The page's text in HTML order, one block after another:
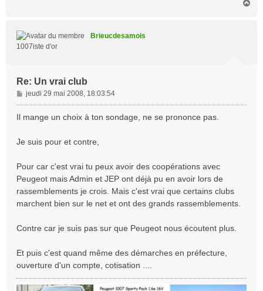
Brieucdesamois
1007iste d'or
Re: Un vrai club
M
e
s
g
jeudi 29 mai 2008, 18:03:54
Il mange un choix à ton sondage, ne se prononce pas.
Je suis pour et contre,
Pour car c'est vrai tu peux avoir des coopérations avec
Peugeot mais Admin et JEP ont déjà pu en avoir lors de
rassemblements je crois. Mais c'est vrai que certains clubs
marchent bien sur le net et ont des grands rassemblements.
Contre car je suis pas sur que Peugeot nous écoutent plus.
Et puis c'est quand même des démarches en préfecture,
ouverture d'un compte, cotisation ....